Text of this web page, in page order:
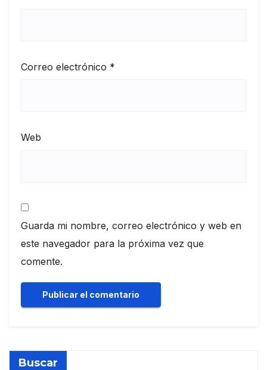
Correo electrónico *
Web
Guarda mi nombre, correo electrónico y web en
este navegador para la próxima vez que
comente.
Buscar